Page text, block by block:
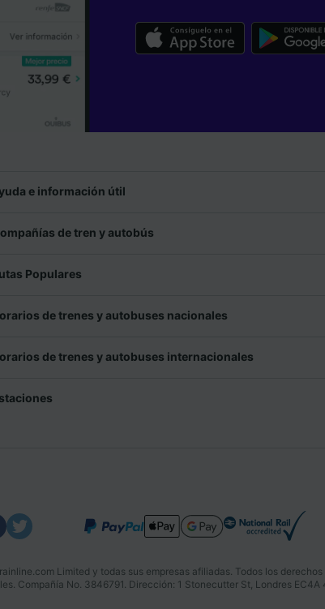
e información útil
de tren y autobús
Populares
de trenes y autobuses nacionales
de trenes y autobuses internacionales
Limited y todas sus empresas afiliadas. Todos los derechos
Compañía No. 3846791. Dirección: 1 Stonecutter St, Londres EC4A